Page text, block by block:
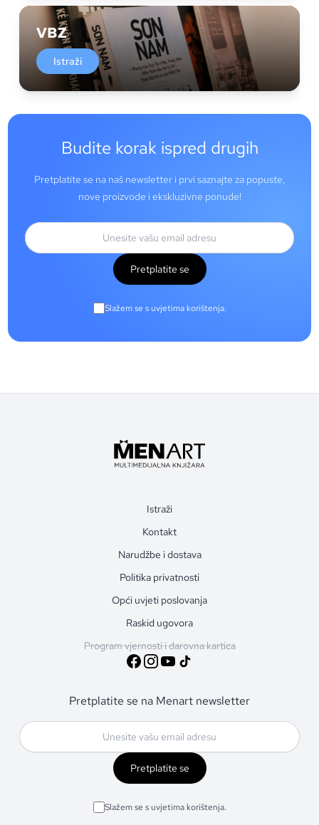
VBZ
Istraži
Budite korak ispred drugih
Pretplatite se na naš newsletter i prvi saznajte za popuste,
nove proizvode i ekskluzivne ponude!
Pretplatite se
Slažem se s uvjetima korištenja.
Istraži
Kontakt
Narudžbe i dostava
Politika privatnosti
Opći uvjeti poslovanja
Raskid ugovora
Program vjernosti i darovna kartica
Pretplatite se na Menart newsletter
Pretplatite se
Slažem se s uvjetima korištenja.